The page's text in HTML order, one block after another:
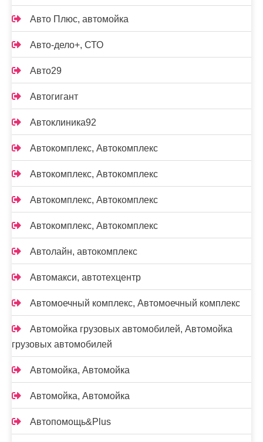
Авто Плюс, автомойка
Авто-дело+, СТО
Авто29
Автогигант
Автоклиника92
Автокомплекс, Автокомплекс
Автокомплекс, Автокомплекс
Автокомплекс, Автокомплекс
Автокомплекс, Автокомплекс
Автолайн, автокомплекс
Автомакси, автотехцентр
Автомоечный комплекс, Автомоечный комплекс
Автомойка грузовых автомобилей, Автомойка
грузовых автомобилей
Автомойка, Автомойка
Автомойка, Автомойка
Автопомощь&Plus